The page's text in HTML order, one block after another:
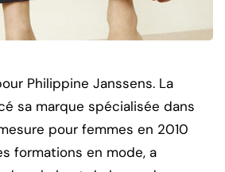
Philippine Janssens. La
sa marque spécialisée dans
pour femmes en 2010
formations en mode, a